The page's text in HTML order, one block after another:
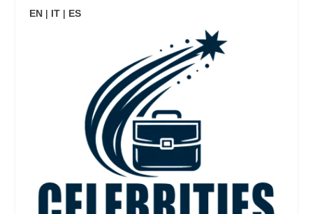
EN | IT | ES